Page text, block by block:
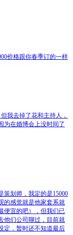
价格跟你春季订的一样
我去掉了花和主持人，
为在婚博会上没时间了
策划师，我定的是15000
的感觉就是他家套系就
便宜的吧），但我们已
他们公司聊过，目前就
定，暂时还不知道最后